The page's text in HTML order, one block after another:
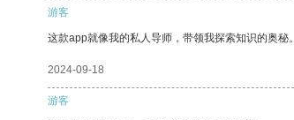
游客
这款app就像我的私人导师，带领我探索知识的奥秘。
2024-09-18
游客